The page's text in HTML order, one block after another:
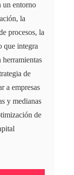
un entorno
la
procesos, la
que integra
de
a empresas
y medianas
de